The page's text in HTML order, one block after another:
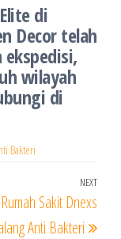
di
Decor telah
wilayah
di
Bakteri
Next
NEXT
Sakit Dnexs
Anti Bakteri